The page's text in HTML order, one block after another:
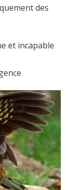
des
et incapable